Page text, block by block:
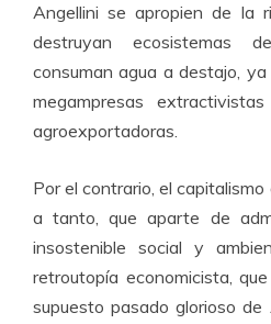
Angellini se apropien de la
destruyan ecosistemas
consuman agua a destajo,
megampresas
agroexportadoras.
Por el contrario, el
a tanto, que aparte de
insostenible social y
retroutopía economicista,
supuesto pasado glorioso